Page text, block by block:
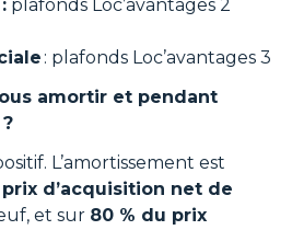
plafonds Loc’avantages 2
: plafonds Loc’avantages 3
amortir et pendant
L’amortissement est
d’acquisition net de
et sur 80 % du prix